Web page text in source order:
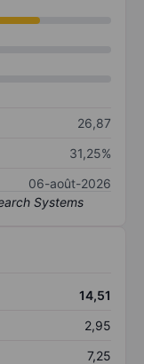
26,87
31,25%
06-août-2026
14,51
2,95
7,25